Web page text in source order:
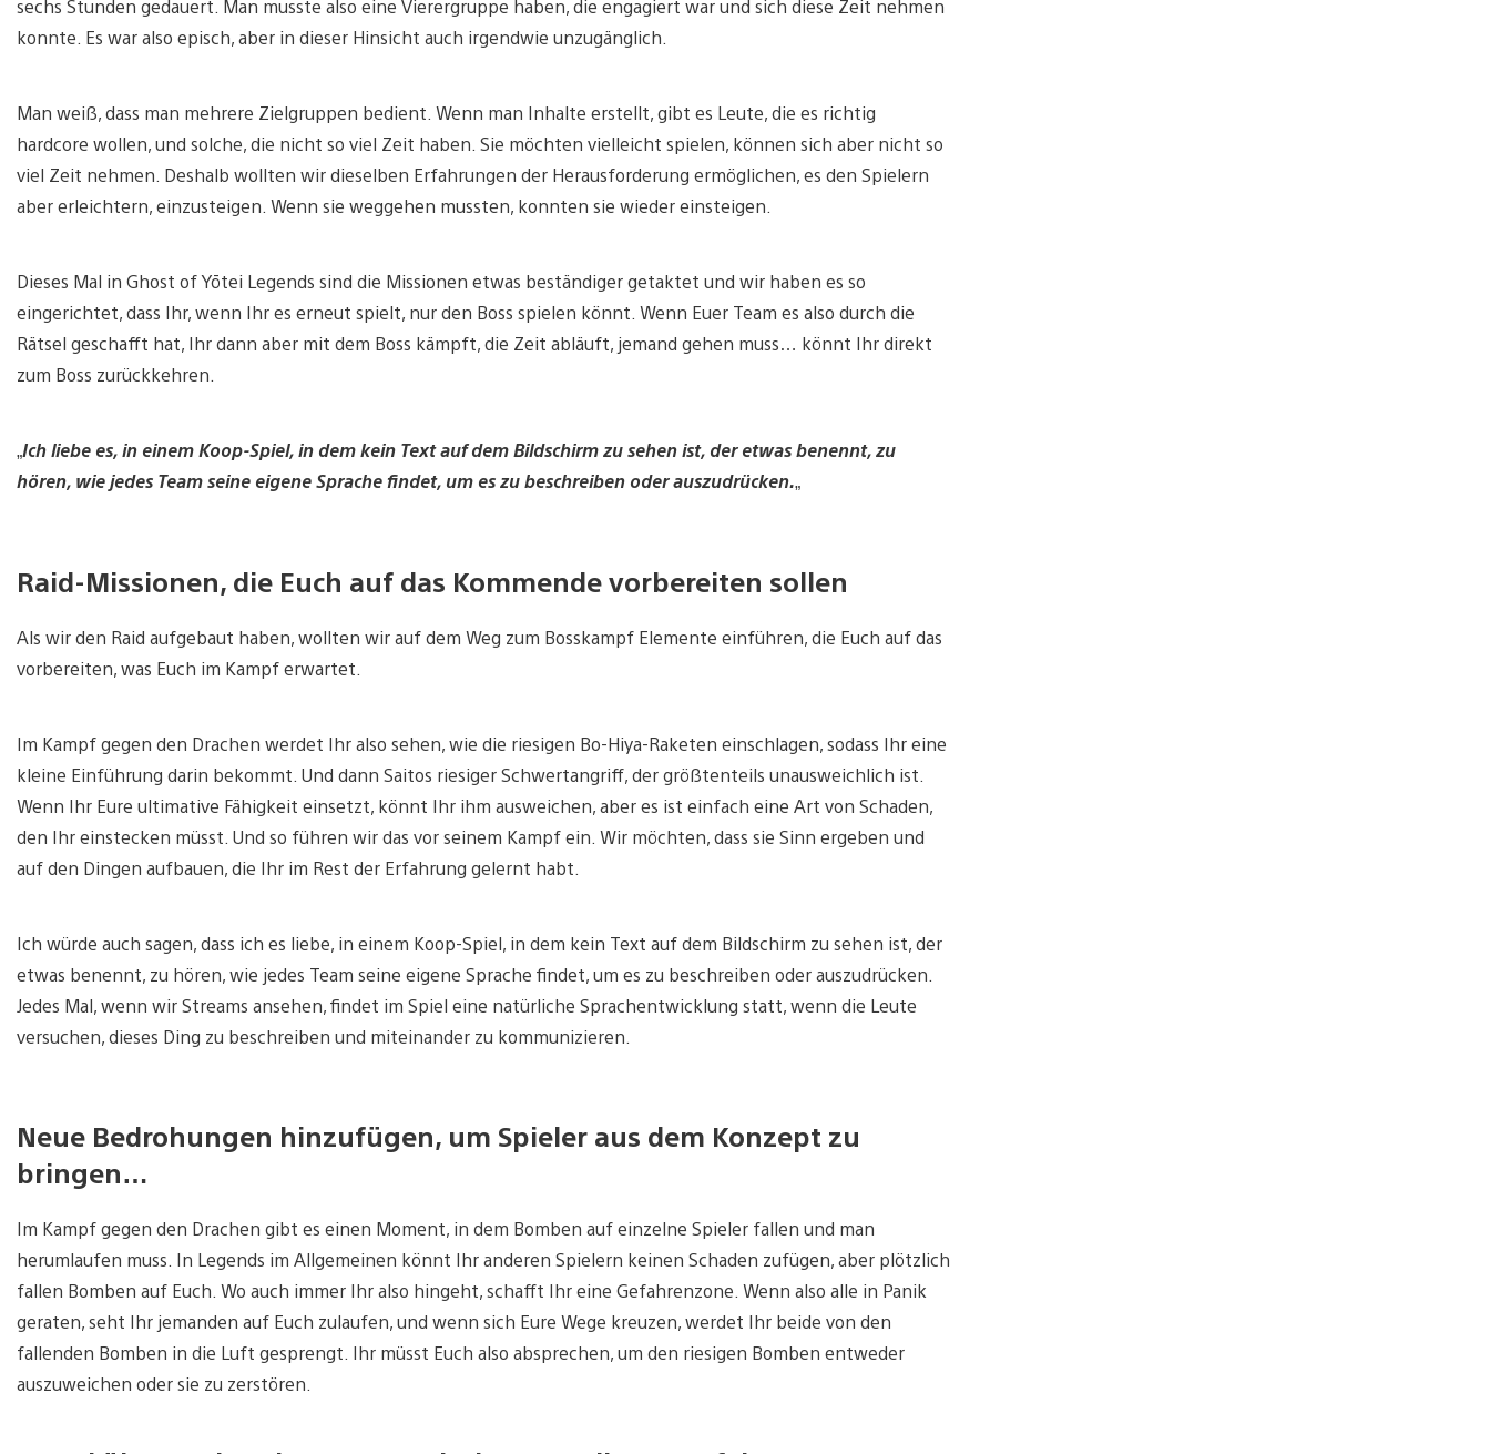
sechs Stunden gedauert. Man musste also eine Vierergruppe haben, die engagiert war und sich diese Zeit nehmen
konnte. Es war also episch, aber in dieser Hinsicht auch irgendwie unzugänglich.
Man weiß, dass man mehrere Zielgruppen bedient. Wenn man Inhalte erstellt, gibt es Leute, die es richtig
hardcore wollen, und solche, die nicht so viel Zeit haben. Sie möchten vielleicht spielen, können sich aber nicht so
viel Zeit nehmen. Deshalb wollten wir dieselben Erfahrungen der Herausforderung ermöglichen, es den Spielern
aber erleichtern, einzusteigen. Wenn sie weggehen mussten, konnten sie wieder einsteigen.
Dieses Mal in Ghost of Yōtei Legends sind die Missionen etwas beständiger getaktet und wir haben es so
eingerichtet, dass Ihr, wenn Ihr es erneut spielt, nur den Boss spielen könnt. Wenn Euer Team es also durch die
Rätsel geschafft hat, Ihr dann aber mit dem Boss kämpft, die Zeit abläuft, jemand gehen muss… könnt Ihr direkt
zum Boss zurückkehren.
„Ich liebe es, in einem Koop-Spiel, in dem kein Text auf dem Bildschirm zu sehen ist, der etwas benennt, zu
hören, wie jedes Team seine eigene Sprache findet, um es zu beschreiben oder auszudrücken.„
Raid-Missionen, die Euch auf das Kommende vorbereiten sollen
Als wir den Raid aufgebaut haben, wollten wir auf dem Weg zum Bosskampf Elemente einführen, die Euch auf das
vorbereiten, was Euch im Kampf erwartet.
Im Kampf gegen den Drachen werdet Ihr also sehen, wie die riesigen Bo-Hiya-Raketen einschlagen, sodass Ihr eine
kleine Einführung darin bekommt. Und dann Saitos riesiger Schwertangriff, der größtenteils unausweichlich ist.
Wenn Ihr Eure ultimative Fähigkeit einsetzt, könnt Ihr ihm ausweichen, aber es ist einfach eine Art von Schaden,
den Ihr einstecken müsst. Und so führen wir das vor seinem Kampf ein. Wir möchten, dass sie Sinn ergeben und
auf den Dingen aufbauen, die Ihr im Rest der Erfahrung gelernt habt.
Ich würde auch sagen, dass ich es liebe, in einem Koop-Spiel, in dem kein Text auf dem Bildschirm zu sehen ist, der
etwas benennt, zu hören, wie jedes Team seine eigene Sprache findet, um es zu beschreiben oder auszudrücken.
Jedes Mal, wenn wir Streams ansehen, findet im Spiel eine natürliche Sprachentwicklung statt, wenn die Leute
versuchen, dieses Ding zu beschreiben und miteinander zu kommunizieren.
Neue Bedrohungen hinzufügen, um Spieler aus dem Konzept zu
bringen…
Im Kampf gegen den Drachen gibt es einen Moment, in dem Bomben auf einzelne Spieler fallen und man
herumlaufen muss. In Legends im Allgemeinen könnt Ihr anderen Spielern keinen Schaden zufügen, aber plötzlich
fallen Bomben auf Euch. Wo auch immer Ihr also hingeht, schafft Ihr eine Gefahrenzone. Wenn also alle in Panik
geraten, seht Ihr jemanden auf Euch zulaufen, und wenn sich Eure Wege kreuzen, werdet Ihr beide von den
fallenden Bomben in die Luft gesprengt. Ihr müsst Euch also absprechen, um den riesigen Bomben entweder
auszuweichen oder sie zu zerstören.